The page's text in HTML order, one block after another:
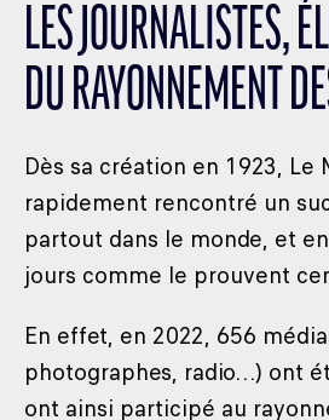
LES JOURNALISTES,
DU RAYONNEMENT
Dès sa création en 1923, Le
rapidement rencontré un
partout dans le monde, et
jours comme le prouvent
En effet, en 2022, 656
photographes, radio…) ont
ont ainsi participé au